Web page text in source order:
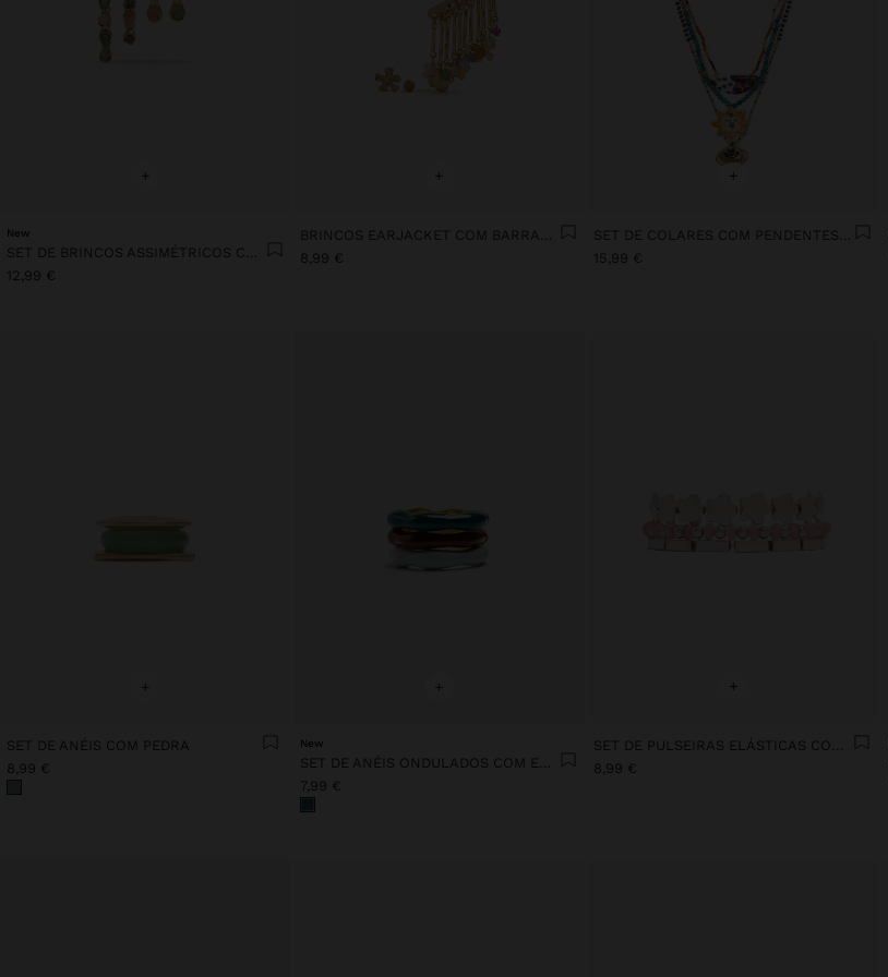
+
New
SET DE BRINCOS ASSIMÉTRICOS COM PEDRAS
12,99 €
+
BRINCOS EARJACKET COM BARRAS E PEDRAS
8,99 €
+
SET DE COLARES COM PENDENTES MULTICOR
15,99 €
+
SET DE ANÉIS COM PEDRA
8,99 €
+
New
7,99 €
+
8,99 €